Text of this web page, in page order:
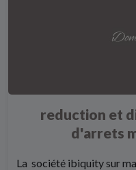
reduction et
d'arrets
La société ibiquity sur